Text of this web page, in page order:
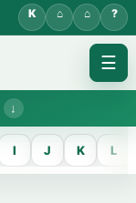
☰
I J K L